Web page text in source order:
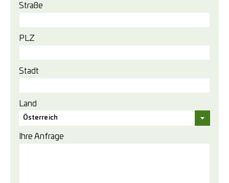
Straße
PLZ
Stadt
Land
Österreich
Ihre Anfrage